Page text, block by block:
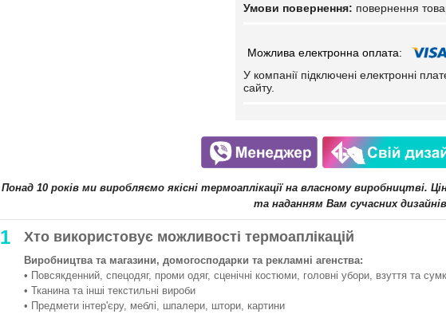
повернення
У компанії підключені електронні
сайту.
Понад 10 років ми виробляємо якісні термоаплікації на власному виробництві.
та наданням Вам сучасних
1 Хто використовує можливості термоаплікацій
Виробництва та магазини, домогосподарки та рекламні агенства:
• Повсякденний, спецодяг, проми одяг, сценічні костюми, головні убори, взуття та
• Тканина та інші текстильні вироби
• Предмети інтер'єру, меблі, шпалери, штори, картини